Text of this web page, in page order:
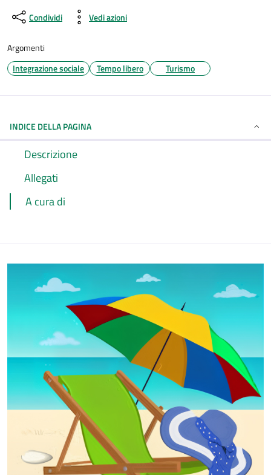
Condividi Vedi azioni
Argomenti
Integrazione sociale
Tempo libero Turismo
INDICE DELLA PAGINA
Descrizione
Allegati
A cura di